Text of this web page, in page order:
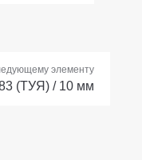
элементу
(ТУЯ) / 10 мм